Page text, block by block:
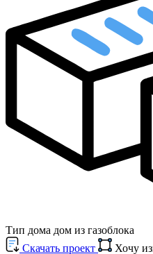
Тип дома дом из газоблока
Cкачать проект
Хочу